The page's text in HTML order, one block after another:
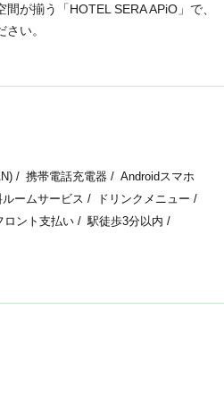
が揃う「HOTEL SERA APiO」で、
い。
携帯電話充電器
Androidスマホ
ームサービス
ドリンクメニュー
ロント支払い 駅徒歩3分以内